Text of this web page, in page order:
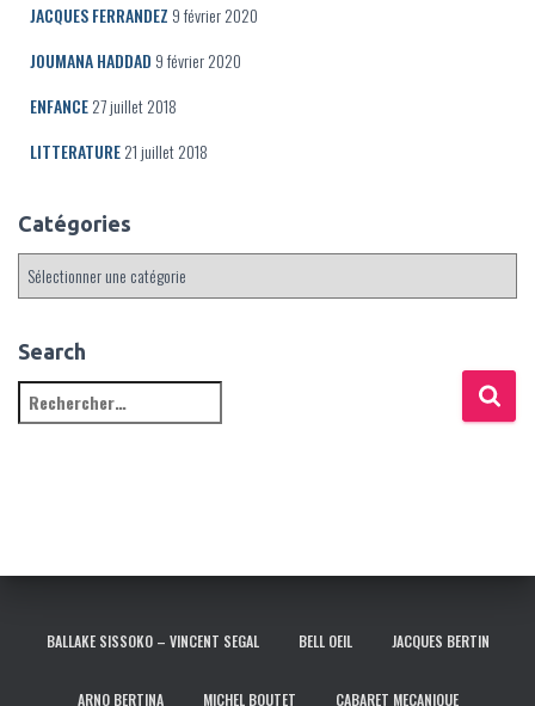
JACQUES FERRANDEZ 9 février 2020
JOUMANA HADDAD 9 février 2020
ENFANCE27 juillet 2018
LITTERATURE21 juillet 2018
Catégories
é
r
Search
R
e
h
BALLAKE SISSOKO – VINCENT SEGAL BELL OEIL JACQUES BERTIN
ARNO BERTINA MICHEL BOUTET CABARET MECANIQUE